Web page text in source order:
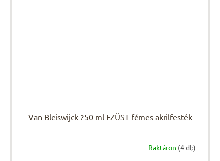
Van Bleiswijck 250 ml EZÜST fémes akrilfesték
Raktáron (4 db)